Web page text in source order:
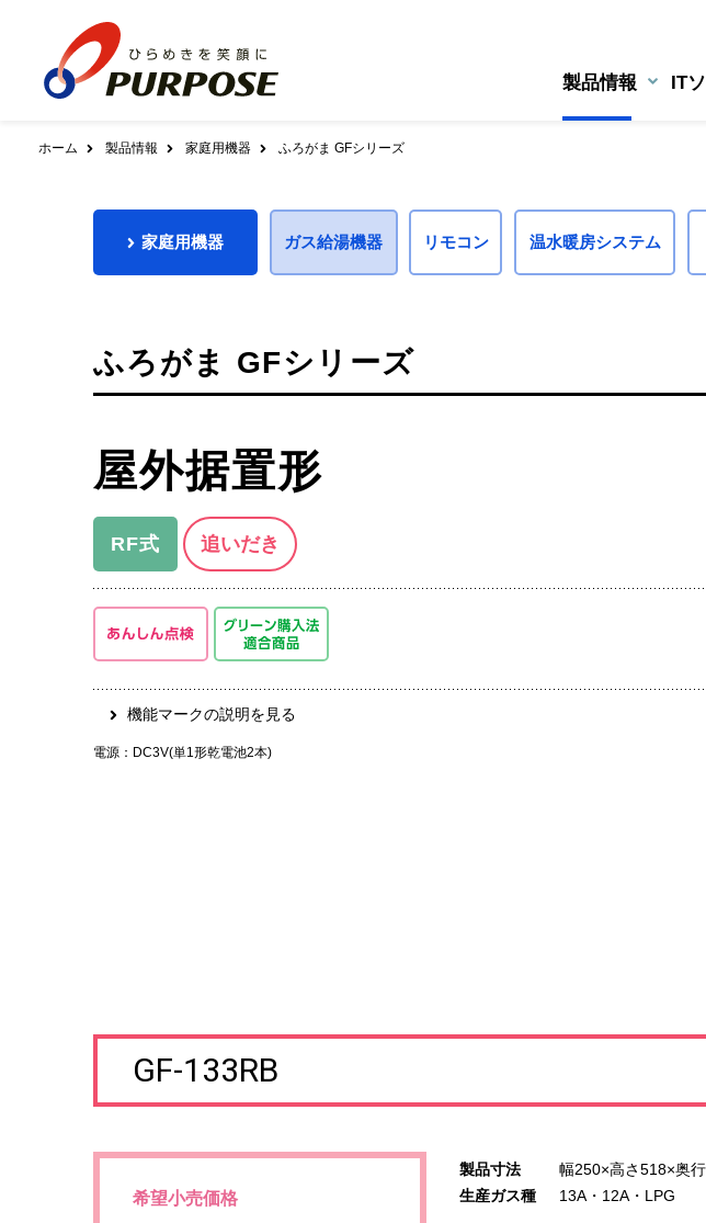
製品情報
ガス給湯機器
給湯暖房用熱源機 ふろ給湯器
給湯器
ふろがま
暖房専用熱源機
900シリーズ 700シリーズ
温水暖房システム
パネルヒーター
太陽熱温水システム／太陽熱利用ガス温水システム
家庭用機器向けサービス
業務
排
小・
IT
エネルギー事業者管理システム
クラウドAZタワー
保安センター向けシステム
電力CISシステム
LPWA対応
アウトソーシング
都市ガス管理システム
コラボウイング
LPG総合管理
エルウエー
修理受付について
アフターサポート体制について
社長あいさつ 基本理念／ブランドステートメント
会社概要 沿革
品質管理について 製品ヒストリー
ホーム 製品情報 家庭用機器 ふろがま GFシリーズ
家庭用機器 ガス給湯機器
ふろ給湯器
給湯器
リモコン 温水暖房システム
ふろがま GFシリーズ
屋外据置形
RF式 追いだき
機能マークの説明を見る
電源：DC3V(単1形乾電池2本)
GF-133RB
希望小売価格
製品寸法
幅250×高さ518×奥
生産ガス種
13A・12A・LPG